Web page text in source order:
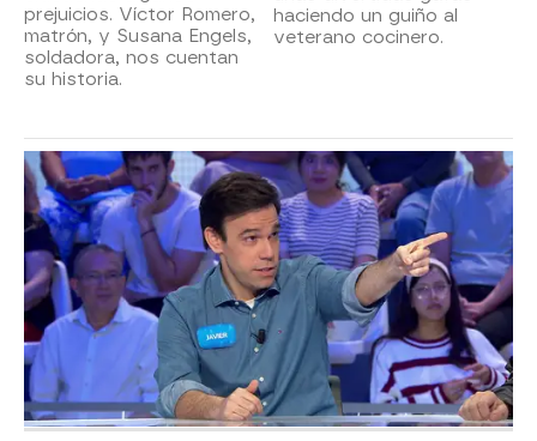
prejuicios. Víctor Romero,
matrón, y Susana Engels,
soldadora, nos cuentan
su historia.
haciendo un guiño al
veterano cocinero.